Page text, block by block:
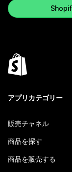
アプリカテゴリー
販売チャネル
商品を探す
商品を販売する